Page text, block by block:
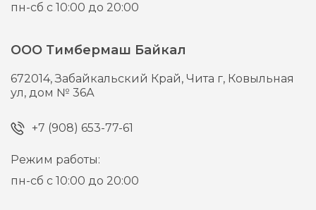
пн-сб с 10:00 до 20:00
ООО Тимбермаш Байкал
672014,Забайкальский Край, Чита г, Ковыльная
ул, дом № 36А
+7 (908) 653-77-61
Режим работы:
пн-сб с 10:00 до 20:00